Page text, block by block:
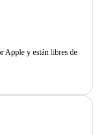
Apple y están libres de